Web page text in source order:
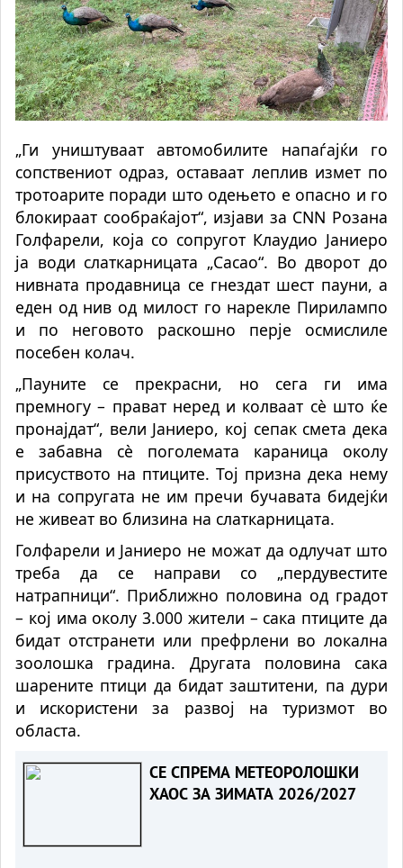
„Ги уништуваат автомобилите напаѓајќи го
сопствениот одраз, оставаат леплив измет по
тротоарите поради што одењето е опасно и го
блокираат сообраќајот“, изјави за CNN Розана
Голфарели, која со сопругот Клаудио Јаниеро
ја води слаткарницата „Cacao“. Во дворот до
нивната продавница се гнездат шест пауни, а
еден од нив од милост го нарекле Пирилампо
и по неговото раскошно перје осмислиле
посебен колач.
„Пауните се прекрасни, но сега ги има
премногу – прават неред и колваат сè што ќе
пронајдат“, вели Јаниеро, кој сепак смета дека
е забавна сè поголемата караница околу
присуството на птиците. Тој призна дека нему
и на сопругата не им пречи бучавата бидејќи
не живеат во близина на слаткарницата.
Голфарели и Јаниеро не можат да одлучат што
треба да се направи со „пердувестите
натрапници“. Приближно половина од градот
– кој има околу 3.000 жители – сака птиците да
бидат отстранети или префрлени во локална
зоолошка градина. Другата половина сака
шарените птици да бидат заштитени, па дури
и искористени за развој на туризмот во
областа.
СЕ СПРЕМА МЕТЕОРОЛОШКИ
ХАОС ЗА ЗИМАТА 2026/2027